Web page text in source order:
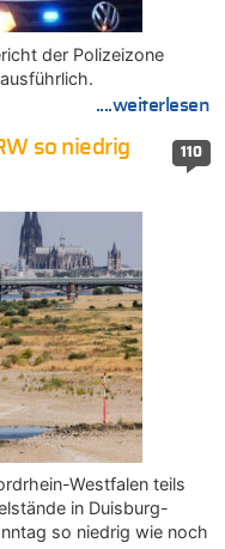
der Polizeizone
....weiterlesen
110
so niedrig
Westfalen teils
in Duisburg-
so niedrig wie noch